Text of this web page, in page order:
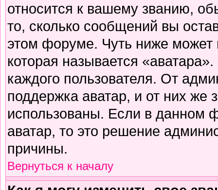
относится к вашему званию,
то, сколько сообщений вы
этом форуме. Чуть ниже может
которая называется
каждого пользователя. От
поддержка аватар, и от них же
использованы. Если в данном
аватар, то это решение
причины.
Вернуться к началу